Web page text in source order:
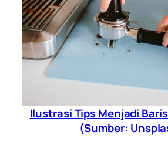
Ilustrasi Tips Menjadi
(Sumber: